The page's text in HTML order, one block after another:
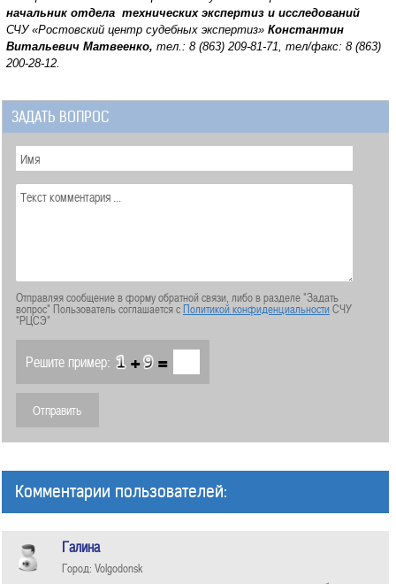
начальник отдела технических экспертиз и исследований
СЧУ «Ростовский центр судебных экспертиз» Константин
Витальевич Матвеенко, тел.: 8 (863) 209-81-71, тел/факс: 8 (863)
200-28-12.
ЗАДАТЬ ВОПРОС
Отправляя сообщение в форму обратной связи, либо в разделе "Задать
вопрос" Пользователь соглашается сПолитикой конфиденциальностиСЧУ
"РЦСЭ"
Решите пример: + =
Комментарии пользователей:
Галина
Город: Volgodonsk